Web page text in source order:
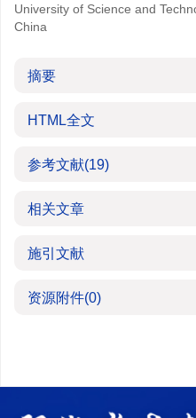
University of Science and
China
摘要
HTML全文
参考文献(19)
相关文章
施引文献
资源附件(0)